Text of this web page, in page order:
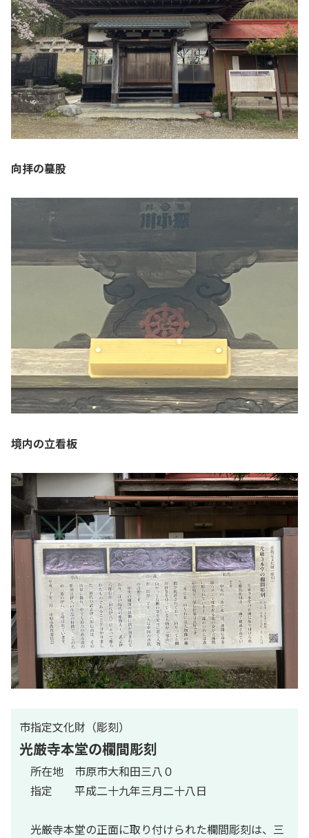
向拝の蟇股
境内の立看板
市指定文化財（彫刻）
光厳寺本堂の欄間彫刻
所在地 市原市大和田三八０
指定 平成二十九年三月二十八日
光厳寺本堂の正面に取り付けられた欄間彫刻は、三